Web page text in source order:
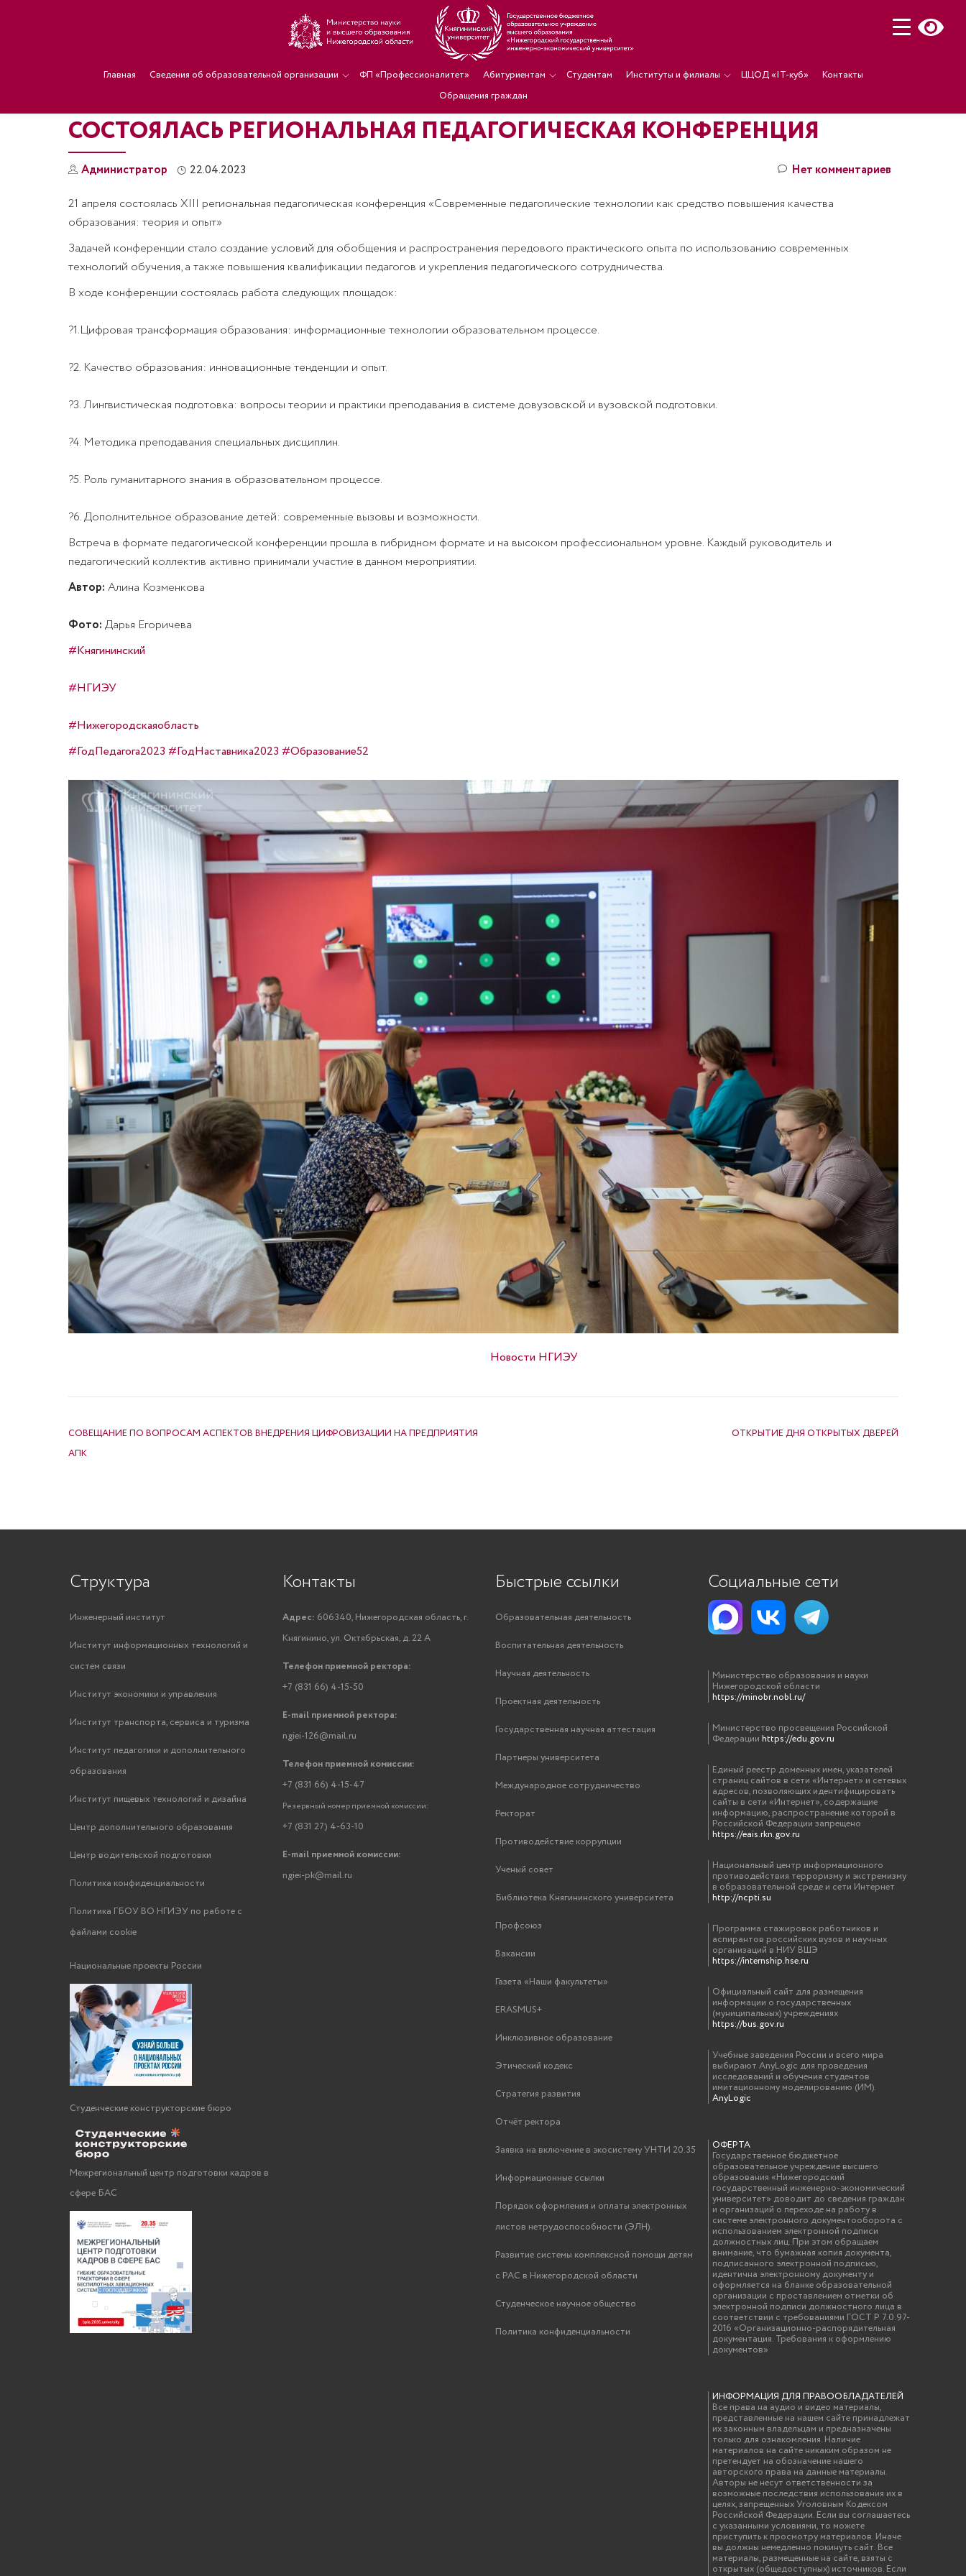
Главная Сведения об образовательной организации ФП «Профессионалитет» Абитуриентам Студентам Институты и филиалы ЦЦОД «IT-куб»
Контакты
Обращения граждан
СОСТОЯЛАСЬ РЕГИОНАЛЬНАЯ ПЕДАГОГИЧЕСКАЯ КОНФЕРЕНЦИЯ
Администратор 22.04.2023 Нет комментариев
21 апреля состоялась XIII региональная педагогическая конференция «Современные педагогические технологии как средство повышения качества
образования: теория и опыт»
Задачей конференции стало создание условий для обобщения и распространения передового практического опыта по использованию современных
технологий обучения, а также повышения квалификации педагогов и укрепления педагогического сотрудничества.
В ходе конференции состоялась работа следующих площадок:
?1.Цифровая трансформация образования: информационные технологии образовательном процессе.
?2. Качество образования: инновационные тенденции и опыт.
?3. Лингвистическая подготовка: вопросы теории и практики преподавания в системе довузовской и вузовской подготовки.
?4. Методика преподавания специальных дисциплин.
?5. Роль гуманитарного знания в образовательном процессе.
?6. Дополнительное образование детей: современные вызовы и возможности.
Встреча в формате педагогической конференции прошла в гибридном формате и на высоком профессиональном уровне. Каждый руководитель и
педагогический коллектив активно принимали участие в данном мероприятии.
Автор: Алина Козменкова
Фото: Дарья Егоричева
#Княгининский
#НГИЭУ
#Нижегородскаяобласть
#ГодПедагога2023 #ГодНаставника2023 #Образование52
Новости НГИЭУ
СОВЕЩАНИЕ ПО ВОПРОСАМ АСПЕКТОВ ВНЕДРЕНИЯ ЦИФРОВИЗАЦИИ НА ПРЕДПРИЯТИЯ
АПК
ОТКРЫТИЕ ДНЯ ОТКРЫТЫХ ДВЕРЕЙ
Структура
Инженерный институт
Институт информационных технологий и
систем связи
Институт экономики и управления
Институт транспорта, сервиса и туризма
Институт педагогики и дополнительного
образования
Институт пищевых технологий и дизайна
Центр дополнительного образования
Центр водительской подготовки
Политика конфиденциальности
Политика ГБОУ ВО НГИЭУ по работе с
файлами cookie
Национальные проекты России
Студенческие конструкторские бюро
Межрегиональный центр подготовки кадров в
сфере БАС
Контакты
Адрес: 606340, Нижегородская область, г.
Княгинино, ул. Октябрьская, д. 22 А
Телефон приемной ректора:
+7 (831 66) 4-15-50
E-mail приемной ректора:
ngiei-126@mail.ru
Телефон приемной комиссии:
+7 (831 66) 4-15-47
Резервный номер приемной комиссии:
+7 (831 27) 4-63-10
E-mail приемной комиссии:
ngiei-pk@mail.ru
Быстрые ссылки
Образовательная деятельность
Воспитательная деятельность
Научная деятельность
Проектная деятельность
Государственная научная аттестация
Партнеры университета
Международное сотрудничество
Ректорат
Противодействие коррупции
Ученый совет
Библиотека Княгининского университета
Профсоюз
Вакансии
Газета «Наши факультеты»
ERASMUS+
Инклюзивное образование
Этический кодекс
Стратегия развития
Отчёт ректора
Заявка на включение в экосистему УНТИ 20.35
Информационные ссылки
Порядок оформления и оплаты электронных
листов нетрудоспособности (ЭЛН).
Развитие системы комплексной помощи детям
с РАС в Нижегородской области
Студенческое научное общество
Политика конфиденциальности
Социальные сети
Министерство образования и науки
Нижегородской области
https://minobr.nobl.ru/
Министерство просвещения Российской
Федерации https://edu.gov.ru
Единый реестр доменных имен, указателей
страниц сайтов в сети «Интернет» и сетевых
адресов, позволяющих идентифицировать
сайты в сети «Интернет», содержащие
информацию, распространение которой в
Российской Федерации запрещено
https://eais.rkn.gov.ru
Национальный центр информационного
противодействия терроризму и экстремизму
в образовательной среде и сети Интернет
http://ncpti.su
Программа стажировок работников и
аспирантов российских вузов и научных
организаций в НИУ ВШЭ
https://internship.hse.ru
Официальный сайт для размещения
информации о государственных
(муниципальных) учреждениях
https://bus.gov.ru
Учебные заведения России и всего мира
выбирают AnyLogic для проведения
исследований и обучения студентов
имитационному моделированию (ИМ).
AnyLogic
ОФЕРТА
Государственное бюджетное
образовательное учреждение высшего
образования «Нижегородский
государственный инженерно-экономический
университет» доводит до сведения граждан
и организаций о переходе на работу в
системе электронного документооборота с
использованием электронной подписи
должностных лиц. При этом обращаем
внимание, что бумажная копия документа,
подписанного электронной подписью,
идентична электронному документу и
оформляется на бланке образовательной
организации с проставлением отметки об
электронной подписи должностного лица в
соответствии с требованиями ГОСТ Р 7.0.97-
2016 «Организационно-распорядительная
документация. Требования к оформлению
документов»
ИНФОРМАЦИЯ ДЛЯ ПРАВООБЛАДАТЕЛЕЙ
Все права на аудио и видео материалы,
представленные на нашем сайте принадлежат
их законным владельцам и предназначены
только для ознакомления. Наличие
материалов на сайте никаким образом не
претендует на обозначение нашего
авторского права на данные материалы.
Авторы не несут ответственности за
возможные последствия использования их в
целях, запрещенных Уголовным Кодексом
Российской Федерации. Если вы соглашаетесь
с указанными условиями, то можете
приступить к просмотру материалов. Иначе
вы должны немедленно покинуть сайт. Все
материалы, размещенные на сайте, взяты с
открытых (общедоступных) источников. Если